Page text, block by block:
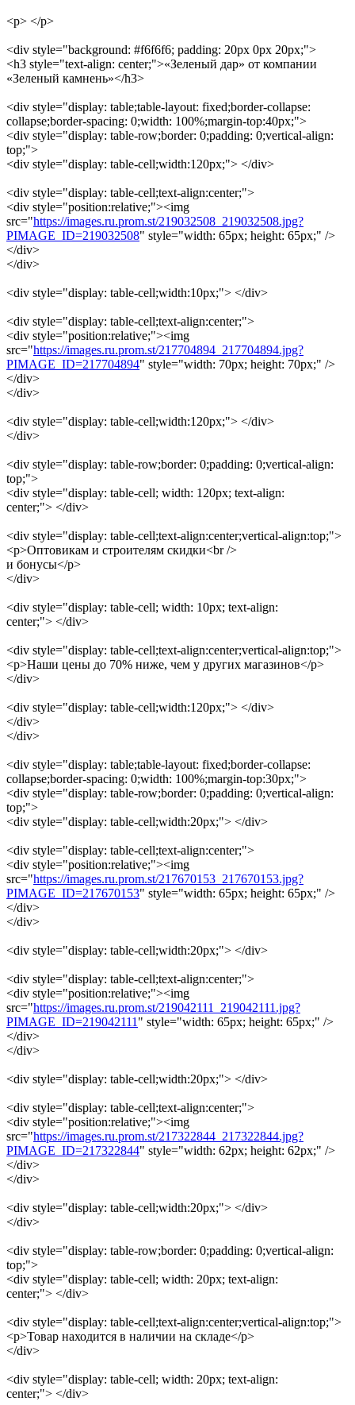
<p> </p>
<div style="background: #f6f6f6; padding: 20px 0px 20px;">
<h3 style="text-align: center;">«Зеленый дар» от компании
«Зеленый камнень»</h3>
<div style="display: table;table-layout: fixed;border-collapse:
collapse;border-spacing: 0;width: 100%;margin-top:40px;">
<div style="display: table-row;border: 0;padding: 0;vertical-align:
top;">
<div style="display: table-cell;width:120px;"> </div>
<div style="display: table-cell;text-align:center;">
<div style="position:relative;"><img
src="https://images.ru.prom.st/219032508_219032508.jpg?
PIMAGE_ID=219032508" style="width: 65px; height: 65px;" />
</div>
</div>
<div style="display: table-cell;width:10px;"> </div>
<div style="display: table-cell;text-align:center;">
<div style="position:relative;"><img
src="https://images.ru.prom.st/217704894_217704894.jpg?
PIMAGE_ID=217704894" style="width: 70px; height: 70px;" />
</div>
</div>
<div style="display: table-cell;width:120px;"> </div>
</div>
<div style="display: table-row;border: 0;padding: 0;vertical-align:
top;">
<div style="display: table-cell; width: 120px; text-align:
center;"> </div>
<div style="display: table-cell;text-align:center;vertical-align:top;">
<p>Оптовикам и строителям скидки<br />
и бонусы</p>
</div>
<div style="display: table-cell; width: 10px; text-align:
center;"> </div>
<div style="display: table-cell;text-align:center;vertical-align:top;">
<p>Наши цены до 70% ниже, чем у других магазинов</p>
</div>
<div style="display: table-cell;width:120px;"> </div>
</div>
</div>
<div style="display: table;table-layout: fixed;border-collapse:
collapse;border-spacing: 0;width: 100%;margin-top:30px;">
<div style="display: table-row;border: 0;padding: 0;vertical-align:
top;">
<div style="display: table-cell;width:20px;"> </div>
<div style="display: table-cell;text-align:center;">
<div style="position:relative;"><img
src="https://images.ru.prom.st/217670153_217670153.jpg?
PIMAGE_ID=217670153" style="width: 65px; height: 65px;" />
</div>
</div>
<div style="display: table-cell;width:20px;"> </div>
<div style="display: table-cell;text-align:center;">
<div style="position:relative;"><img
src="https://images.ru.prom.st/219042111_219042111.jpg?
PIMAGE_ID=219042111 " style="width: 65px; height: 65px;" />
</div>
</div>
<div style="display: table-cell;width:20px;"> </div>
<div style="display: table-cell;text-align:center;">
<div style="position:relative;"><img
src="https://images.ru.prom.st/217322844_217322844.jpg?
PIMAGE_ID=217322844" style="width: 62px; height: 62px;" />
</div>
</div>
<div style="display: table-cell;width:20px;"> </div>
</div>
<div style="display: table-row;border: 0;padding: 0;vertical-align:
top;">
<div style="display: table-cell; width: 20px; text-align:
center;"> </div>
<div style="display: table-cell;text-align:center;vertical-align:top;">
<p>Товар находится в наличии на складе</p>
</div>
<div style="display: table-cell; width: 20px; text-align:
center;"> </div>